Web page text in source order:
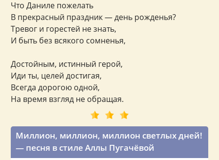
Миллион, миллион, миллион светлых дней!
— песня в стиле Аллы Пугачёвой
Что Даниле пожелать
В прекрасный праздник — день рожденья?
Тревог и горестей не знать,
И быть без всякого сомненья,
Достойным, истинный герой,
Иди ты, целей достигая,
Всегда дорогою одной,
На время взгляд не обращая.